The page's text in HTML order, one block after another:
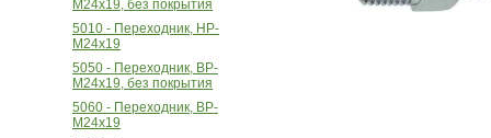
M24х19, без покрытия
5010 - Переходник, НР-
M24х19
5050 - Переходник, ВР-
M24x19, без покрытия
5060 - Переходник, ВР-
M24x19